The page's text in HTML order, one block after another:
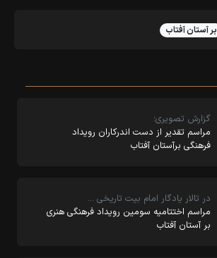
بر آستان آفتاب
گزارش تصویری؛
مراسم تقدیر از دست اندرکاران رویداد
فرهنگی برآستان آفتاب
در تالار یادگار امام بیت تاریخی …
مراسم اختتامیه سومین رویداد فرهنگی هنری
بر آستان آفتاب